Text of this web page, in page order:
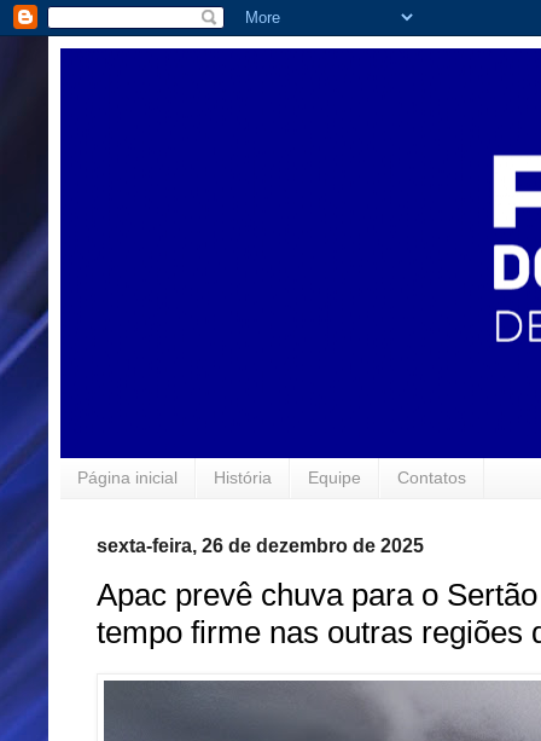
Página inicial História Equipe Contatos
sexta-feira, 26 de dezembro de 2025
Apac prevê chuva para o
tempo firme nas outras regiões